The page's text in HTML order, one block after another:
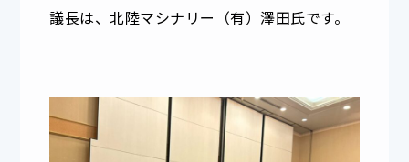
議長は、北陸マシナリー（有）澤田氏です。